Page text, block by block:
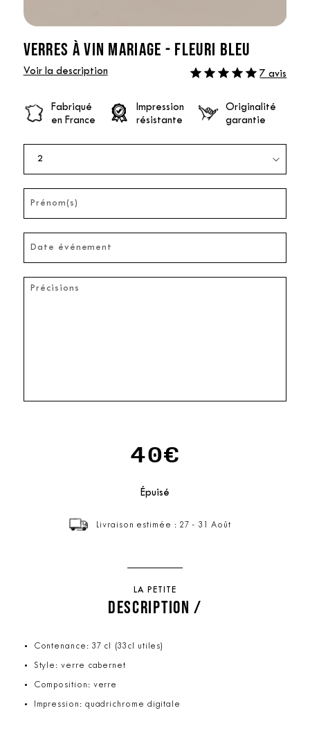
VERRES À VIN MARIAGE - FLEURI BLEU
Voir la description 7 avis
Fabriqué
en France
Impression
résistante
Originalité
garantie
40€
Épuisé
Livraison estimée : 27 - 31 Août
LA PETITE
DESCRIPTION /
Contenance: 37 cl (33cl utiles)
Style: verre cabernet
Composition: verre
Impression: quadrichrome digitale